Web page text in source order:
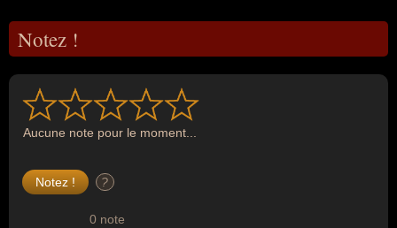
Notez !
Aucune note pour le moment...
?
0 note